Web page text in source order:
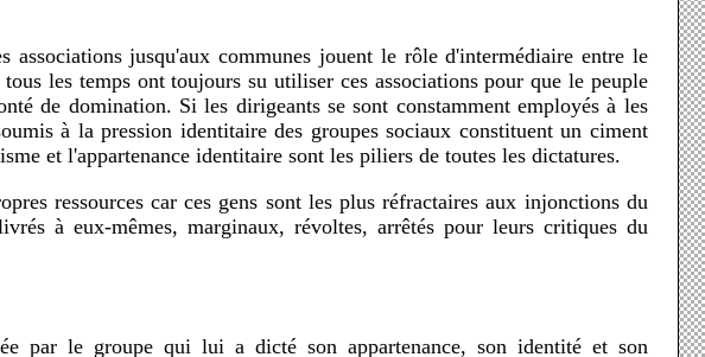
les temps ont toujours su utiliser ces associations pour que le peuple
de domination. Si les dirigeants se sont constamment employés à les
à la pression identitaire des groupes sociaux constituent un ciment
et l'appartenance identitaire sont les piliers de toutes les dictatures.
à eux-mêmes, marginaux, révoltes, arrêtés pour leurs critiques du